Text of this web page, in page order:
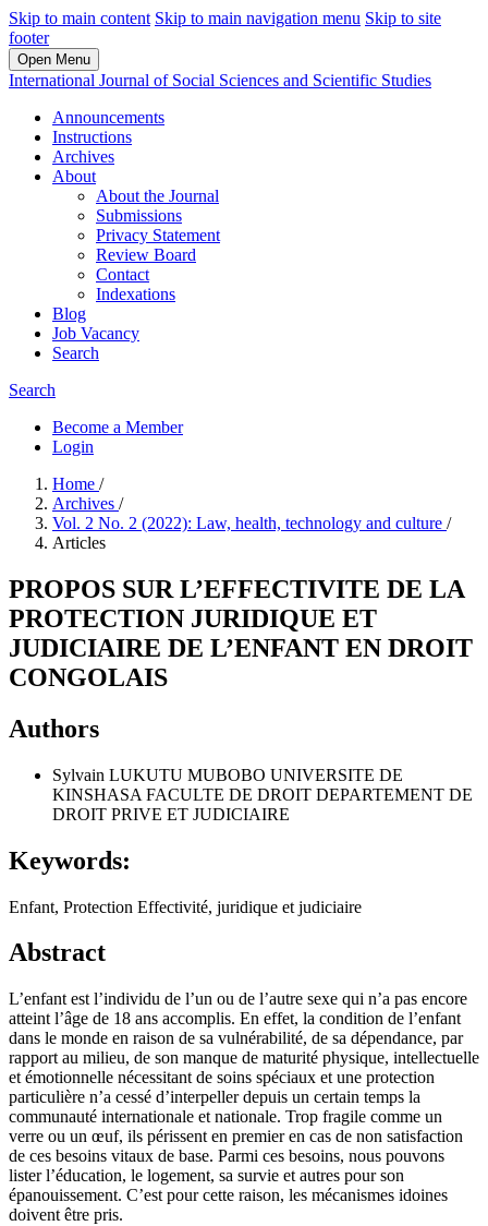
Skip to main content Skip to main navigation menu Skip to site
footer
Open Menu
International Journal of Social Sciences and Scientific Studies
Announcements
Instructions
Archives
About
About the Journal
Submissions
Privacy Statement
Review Board
Contact
Indexations
Blog
Job Vacancy
Search
Search
Become a Member
Login
Home /
Archives /
Vol. 2 No. 2 (2022): Law, health, technology and culture /
Articles
PROPOS SUR L’EFFECTIVITE DE LA
PROTECTION JURIDIQUE ET
JUDICIAIRE DE L’ENFANT EN DROIT
CONGOLAIS
Authors
Sylvain LUKUTU MUBOBO UNIVERSITE DE
KINSHASA FACULTE DE DROIT DEPARTEMENT DE
DROIT PRIVE ET JUDICIAIRE
Keywords:
Enfant, Protection Effectivité, juridique et judiciaire
Abstract
L’enfant est l’individu de l’un ou de l’autre sexe qui n’a pas encore
atteint l’âge de 18 ans accomplis. En effet, la condition de l’enfant
dans le monde en raison de sa vulnérabilité, de sa dépendance, par
rapport au milieu, de son manque de maturité physique, intellectuelle
et émotionnelle nécessitant de soins spéciaux et une protection
particulière n’a cessé d’interpeller depuis un certain temps la
communauté internationale et nationale. Trop fragile comme un
verre ou un œuf, ils périssent en premier en cas de non satisfaction
de ces besoins vitaux de base. Parmi ces besoins, nous pouvons
lister l’éducation, le logement, sa survie et autres pour son
épanouissement. C’est pour cette raison, les mécanismes idoines
doivent être pris.